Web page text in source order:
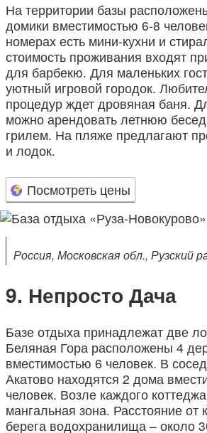
На территории базы
домики вместимостью 6-8
номерах есть мини-кухни и
стоимость проживания входят
для барбекю. Для маленьких
уютный игровой городок.
процедур ждет дровяная баня.
можно арендовать летнюю
грилем. На пляже предлагают
и лодок.
Посмотреть цены
Россия, Московская обл., Рузский
Непросто Дача
Базе отдыха принадлежат две
Беляная Гора расположены 4
вместимостью 6 человек. В
Акатово находятся 2 дома
человек. Возле каждого
мангальная зона. Расстояние от
берега водохранилища – около